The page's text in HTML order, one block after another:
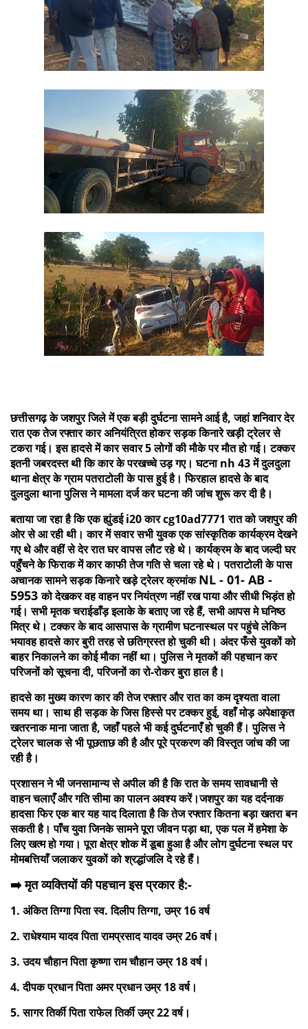
छत्तीसगढ़ के जशपुर जिले में एक बड़ी दुर्घटना सामने आई है, जहां शनिवार देर
रात एक तेज रफ्तार कार अनियंत्रित होकर सड़क किनारे खड़ी ट्रेलर से
टकरा गई। इस हादसे में कार सवार 5 लोगों की मौके पर मौत हो गई। टक्कर
इतनी जबरदस्त थी कि कार के परखच्चे उड़ गए। घटना nh 43 में दुलदुला
थाना क्षेत्र के ग्राम पतराटोली के पास हुई है। फिरहाल हादसे के बाद
दुलदुला थाना पुलिस ने मामला दर्ज कर घटना की जांच शुरू कर दी है।
बताया जा रहा है कि एक ह्युंडई i20 कार cg10ad7771 रात को जशपुर की
ओर से आ रही थी। कार में सवार सभी युवक एक सांस्कृतिक कार्यक्रम देखने
गए थे और वहीं से देर रात घर वापस लौट रहे थे। कार्यक्रम के बाद जल्दी घर
पहुँचने के फिराक में कार काफी तेज गति से चला रहे थे। पतराटोली के पास
अचानक सामने सड़क किनारे खड़े ट्रेलर क्रमांकNL - 01- AB -
5953को देखकर वह वाहन पर नियंत्रण नहीं रख पाया और सीधी भिड़ंत हो
गई। सभी मृतक चराईडाँड़ इलाके के बताए जा रहे हैं, सभी आपस मे घनिष्ठ
मित्र थे। टक्कर के बाद आसपास के ग्रामीण घटनास्थल पर पहुंचे लेकिन
भयावह हादसे कार बुरी तरह से छतिग्रस्त हो चुकी थी। अंदर फँसे युवकों को
बाहर निकालने का कोई मौका नहीं था। पुलिस ने मृतकों की पहचान कर
परिजनों को सूचना दी, परिजनों का रो-रोकर बुरा हाल है।
हादसे का मुख्य कारण कार की तेज रफ्तार और रात का कम दृश्यता वाला
समय था। साथ ही सड़क के जिस हिस्से पर टक्कर हुई, वहाँ मोड़ अपेक्षाकृत
खतरनाक माना जाता है, जहाँ पहले भी कई दुर्घटनाएँ हो चुकी हैं। पुलिस ने
ट्रेलर चालक से भी पूछताछ की है और पूरे प्रकरण की विस्तृत जांच की जा
रही है।
प्रशासन ने भी जनसामान्य से अपील की है कि रात के समय सावधानी से
वाहन चलाएँ और गति सीमा का पालन अवश्य करें।जशपुर का यह दर्दनाक
हादसा फिर एक बार यह याद दिलाता है कि तेज रफ्तार कितना बड़ा खतरा बन
सकती है। पाँच युवा जिनके सामने पूरा जीवन पड़ा था, एक पल में हमेशा के
लिए खत्म हो गया। पूरा क्षेत्र शोक में डूबा हुआ है और लोग दुर्घटना स्थल पर
मोमबत्तियाँ जलाकर युवकों को श्रद्धांजलि दे रहे हैं।
➡️ मृत व्यक्तियों की पहचान इस प्रकार है:-
1. अंकित तिग्गा पिता स्व. दिलीप तिग्गा, उम्र 16 वर्ष
2. राधेश्याम यादव पिता रामप्रसाद यादव उम्र 26 वर्ष।
3. उदय चौहान पिता कृष्णा राम चौहान उम्र 18 वर्ष।
4. दीपक प्रधान पिता अमर प्रधान उम्र 18 वर्ष।
5. सागर तिर्की पिता राफेल तिर्की उम्र 22 वर्ष।